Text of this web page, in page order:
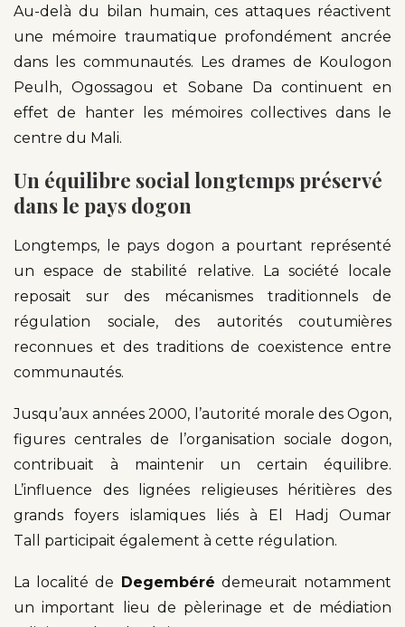
Au-delà du bilan humain, ces attaques réactivent
une mémoire traumatique profondément ancrée
dans les communautés. Les drames de Koulogon
Peulh, Ogossagou et Sobane Da continuent en
effet de hanter les mémoires collectives dans le
centre du Mali.
Un équilibre social longtemps préservé
dans le pays dogon
Longtemps, le pays dogon a pourtant représenté
un espace de stabilité relative. La société locale
reposait sur des mécanismes traditionnels de
régulation sociale, des autorités coutumières
reconnues et des traditions de coexistence entre
communautés.
Jusqu’aux années 2000, l’autorité morale des Ogon,
figures centrales de l’organisation sociale dogon,
contribuait à maintenir un certain équilibre.
L’influence des lignées religieuses héritières des
grands foyers islamiques liés à El Hadj Oumar
Tall participait également à cette régulation.
La localité de Degembéré demeurait notamment
un important lieu de pèlerinage et de médiation